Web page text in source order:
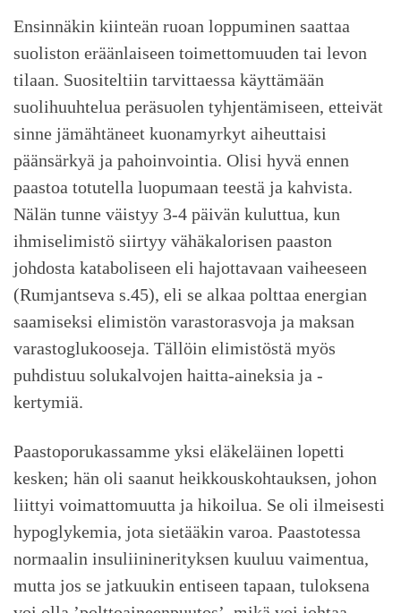
Ensinnäkin kiinteän ruoan loppuminen saattaa
suoliston eräänlaiseen toimettomuuden tai levon
tilaan. Suositeltiin tarvittaessa käyttämään
suolihuuhtelua peräsuolen tyhjentämiseen, etteivät
sinne jämähtäneet kuonamyrkyt aiheuttaisi
päänsärkyä ja pahoinvointia. Olisi hyvä ennen
paastoa totutella luopumaan teestä ja kahvista.
Nälän tunne väistyy 3-4 päivän kuluttua, kun
ihmiselimistö siirtyy vähäkalorisen paaston
johdosta kataboliseen eli hajottavaan vaiheeseen
(Rumjantseva s.45), eli se alkaa polttaa energian
saamiseksi elimistön varastorasvoja ja maksan
varastoglukooseja. Tällöin elimistöstä myös
puhdistuu solukalvojen haitta-aineksia ja -
kertymiä.
Paastoporukassamme yksi eläkeläinen lopetti
kesken; hän oli saanut heikkouskohtauksen, johon
liittyi voimattomuutta ja hikoilua. Se oli ilmeisesti
hypoglykemia, jota sietääkin varoa. Paastotessa
normaalin insuliininerityksen kuuluu vaimentua,
mutta jos se jatkuukin entiseen tapaan, tuloksena